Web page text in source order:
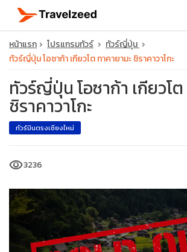
หน้าแรก โปรแกรมทัวร์
ทัวร์ญี่ปุ่น
ทัวร์ญี่ปุ่น โอซาก้า เกียวโต ทาคายามะ ชิราคาวาโกะ
ทัวร์ญี่ปุ่น โอซาก้า เกียวโ
ชิราคาวาโกะ
ทัวร์บินตรงเชียงใหม่
visibility3236